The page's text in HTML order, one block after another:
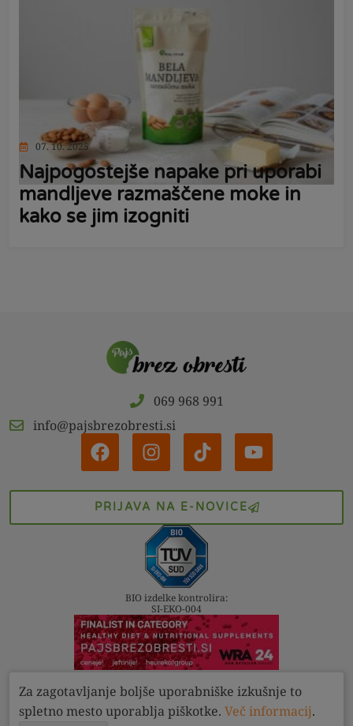
07. 10. 2025
Najpogostejše napake pri uporabi
mandljeve razmaščene moke in
kako se jim izogniti
069 968 991
info@pajsbrezobresti.si
PRIJAVA NA E-NOVICE
BIO izdelke kontrolira:
SI-EKO-004
KontaktPogojiZasebnost
Pajs brez obresti d.o.o. 2022 - 2026. Vse pravice pridržane.
Za zagotavljanje boljše uporabniške izkušnje to
spletno mesto uporablja piškotke. Več informacij.